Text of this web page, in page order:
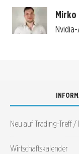
Mirko
Neu auf Trading-Treff /
Wirtschaftskalender